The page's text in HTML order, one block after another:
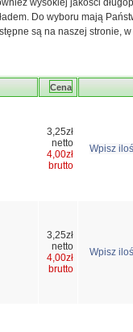
wysokiej jakości
Do wyboru mają
są na naszej stronie,
Cena
3,25zł
netto
4,00zł
brutto
Wpisz
3,25zł
netto
4,00zł
brutto
Wpisz